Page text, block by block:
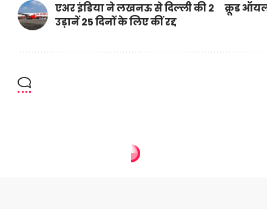
एअर इंडिया ने लखनऊ से दिल्ली की 2
उड़ानें 25 दिनों के लिए कीं रद्द
क्रूड